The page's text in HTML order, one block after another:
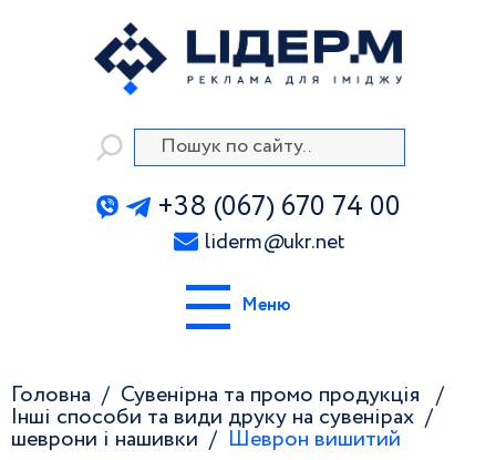
+38 (067) 670 74 00
liderm@ukr.net
Меню
Головна
Сувенірна та промо продукція
Інші способи та види друку на сувенірах
шеврони і нашивки
Шеврон вишитий